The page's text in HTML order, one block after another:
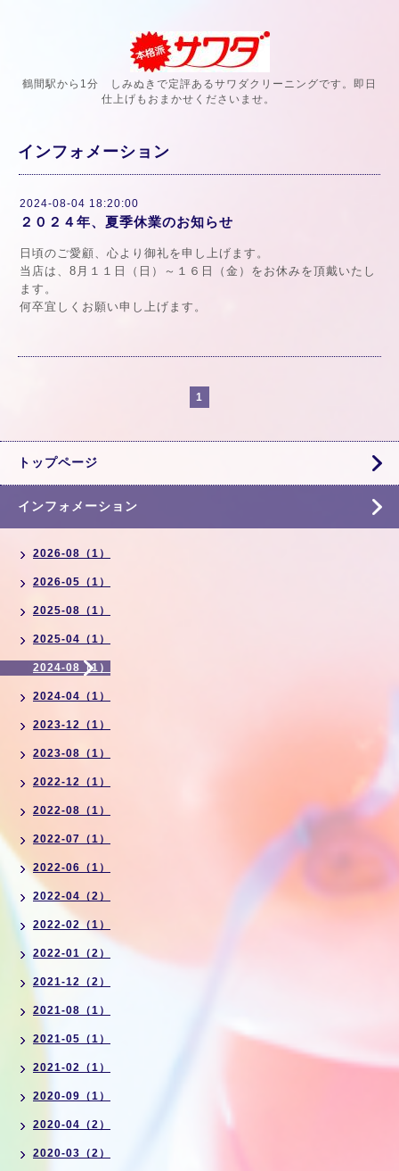
鶴間駅から1分 しみぬきで定評あるサワダクリーニングです。即日
仕上げもおまかせくださいませ。
インフォメーション
2024-08-04 18:20:00
２０２４年、夏季休業のお知らせ
日頃のご愛顧、心より御礼を申し上げます。
当店は、8月１１日（日）～１６日（金）をお休みを頂戴いたし
ます。
何卒宜しくお願い申し上げます。
1
トップページ
インフォメーション
2026-08（1）
2026-05（1）
2025-08（1）
2025-04（1）
2024-08（1）
2024-04（1）
2023-12（1）
2023-08（1）
2022-12（1）
2022-08（1）
2022-07（1）
2022-06（1）
2022-04（2）
2022-02（1）
2022-01（2）
2021-12（2）
2021-08（1）
2021-05（1）
2021-02（1）
2020-09（1）
2020-04（2）
2020-03（2）